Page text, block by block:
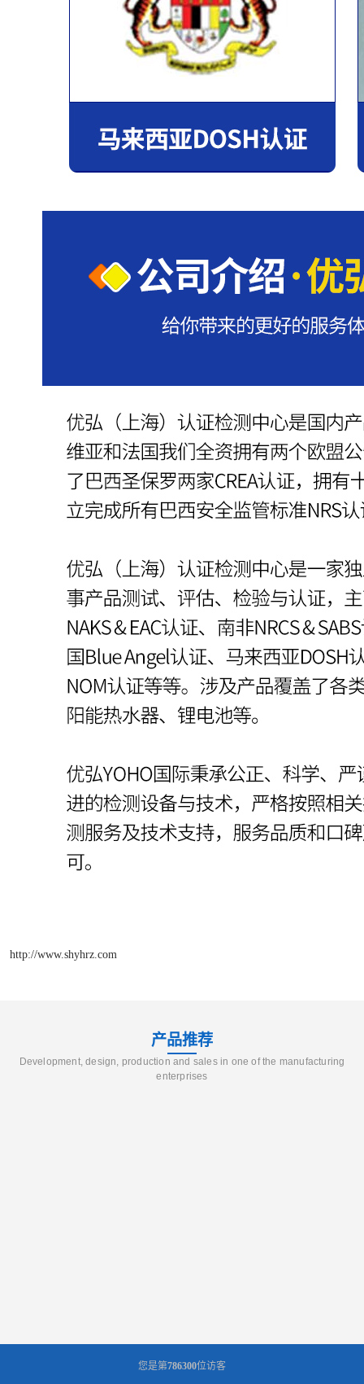
http://www.shyhrz.com
产品推荐
Development, design, production and sales in one of the manufacturing
enterprises
您是第786300位访客